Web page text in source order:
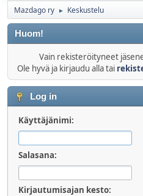
Mazdago ry ► Keskustelu
Huom!
Vain rekisteröityneet
Ole hyvä ja kirjaudu alla tai
Log in
Käyttäjänimi:
Salasana:
Kirjautumisajan kesto: